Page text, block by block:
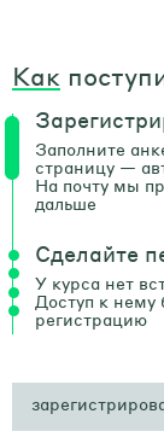
Как
Заполните
страницу —
На почту мы
дальше
Сделайте
У курса нет
Доступ к нему
регистрацию